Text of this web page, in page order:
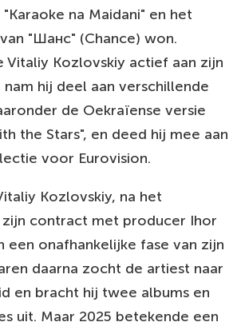
na Maidani" en het
"Шанс" (Chance) won.
Vitaliy Kozlovskiy actief aan zijn
hij deel aan verschillende
de Oekraïense versie
the Stars", en deed hij mee aan
voor Eurovision.
Kozlovskiy, na het
zijn contract met producer Ihor
een onafhankelijke fase van zijn
daarna zocht de artiest naar
en bracht hij twee albums en
uit. Maar 2025 betekende een